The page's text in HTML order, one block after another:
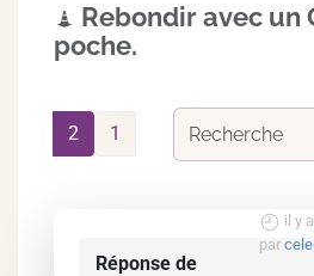
Rebondir avec un
poche.
1
2
il y
par
Réponse de